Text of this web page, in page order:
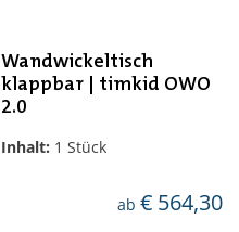
Wandwickeltisch
klappbar | timkid OWO
2.0
Inhalt: 1 Stück
regulärer preis:
ab € 564,30